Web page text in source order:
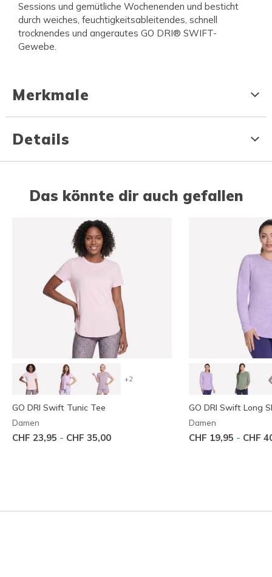
Sessions und gemütliche Wochenenden und besticht
durch weiches, feuchtigkeitsableitendes, schnell
trocknendes und angerautes GO DRI® SWIFT-
Gewebe.
Merkmale
Details
Das könnte dir auch gefallen
+2
GO DRI Swift Tunic Tee
Damen
CHF 23,95 - CHF 35,00
GO DRI Swift Long
Damen
CHF 19,95 - CHF